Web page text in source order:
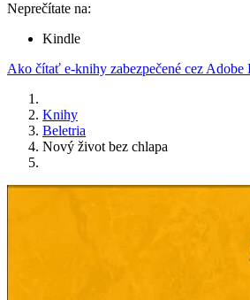
Neprečítate na:
Kindle
Ako čítať e-knihy zabezpečené cez Adobe
Knihy
Beletria
Nový život bez chlapa